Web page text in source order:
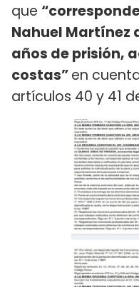
que
Nahuel Martínez
años de prisión,
costas”en
artículos 40 y 41